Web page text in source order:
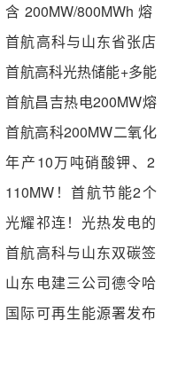
含200MW/800MWh熔
盐储能！首航昌吉热电
30万千瓦储热+独立储
能项目可研及勘察设计
招标
首航高科与山东省张店
区围绕合作建设二氧化
碳熔盐储能项目交流
首航高科光热储能+多能
互补、压缩二氧化碳储
能等多项核心技术将亮
相第二届中国长时储能
大会
首航昌吉热电200MW熔
盐储能+100MW电化学
储能项目开工！
首航高科200MW二氧化
碳熔盐储能项目拟选址
张店化工产业园
年产10万吨硝酸钾、2
万吨硝酸镁、20万吨太
阳能熔盐！山东海化骊
潍新材料项目设备安装
进行中
110MW！首航节能2个
光热项目有望年内实现
甘肃省首笔CCER减排
量交易
光耀祁连！光热发电的
“挑战与破局”
首航高科与山东双碳签
署战略合作协议，共同
推进压缩二氧化碳熔盐
储能等业务
山东电建三公司德令哈
光热实验项目熔盐截止
阀、电动阀、调节阀采
国际可再生能源署发布